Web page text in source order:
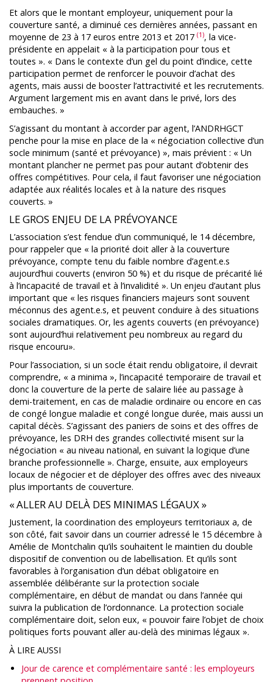
Et alors que le montant employeur, uniquement pour la
couverture santé, a diminué ces dernières années, passant en
moyenne de 23 à 17 euros entre 2013 et 2017 (1), la vice-
présidente en appelait « à la participation pour tous et
toutes ». « Dans le contexte d’un gel du point d’indice, cette
participation permet de renforcer le pouvoir d’achat des
agents, mais aussi de booster l’attractivité et les recrutements.
Argument largement mis en avant dans le privé, lors des
embauches. »
S’agissant du montant à accorder par agent, l’ANDRHGCT
penche pour la mise en place de la « négociation collective d’un
socle minimum (santé et prévoyance) », mais prévient : « Un
montant plancher ne permet pas pour autant d’obtenir des
offres compétitives. Pour cela, il faut favoriser une négociation
adaptée aux réalités locales et à la nature des risques
couverts. »
LE GROS ENJEU DE LA PRÉVOYANCE
L’association s’est fendue d’un communiqué, le 14 décembre,
pour rappeler que « la priorité doit aller à la couverture
prévoyance, compte tenu du faible nombre d’agent.e.s
aujourd’hui couverts (environ 50 %) et du risque de précarité lié
à l’incapacité de travail et à l’invalidité ». Un enjeu d’autant plus
important que « les risques financiers majeurs sont souvent
méconnus des agent.e.s, et peuvent conduire à des situations
sociales dramatiques. Or, les agents couverts (en prévoyance)
sont aujourd’hui relativement peu nombreux au regard du
risque encouru».
Pour l’association, si un socle était rendu obligatoire, il devrait
comprendre, « a minima », l’incapacité temporaire de travail et
donc la couverture de la perte de salaire liée au passage à
demi-traitement, en cas de maladie ordinaire ou encore en cas
de congé longue maladie et congé longue durée, mais aussi un
capital décès. S’agissant des paniers de soins et des offres de
prévoyance, les DRH des grandes collectivité misent sur la
négociation « au niveau national, en suivant la logique d’une
branche professionnelle ». Charge, ensuite, aux employeurs
locaux de négocier et de déployer des offres avec des niveaux
plus importants de couverture.
« ALLER AU DELÀ DES MINIMAS LÉGAUX »
Justement, la coordination des employeurs territoriaux a, de
son côté, fait savoir dans un courrier adressé le 15 décembre à
Amélie de Montchalin qu’ils souhaitent le maintien du double
dispositif de convention ou de labellisation. Et qu’ils sont
favorables à l’organisation d’un débat obligatoire en
assemblée délibérante sur la protection sociale
complémentaire, en début de mandat ou dans l’année qui
suivra la publication de l’ordonnance. La protection sociale
complémentaire doit, selon eux, « pouvoir faire l’objet de choix
politiques forts pouvant aller au-delà des minimas légaux ».
À LIRE AUSSI
Jour de carence et complémentaire santé : les employeurs